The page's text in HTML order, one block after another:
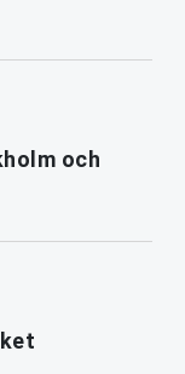
och